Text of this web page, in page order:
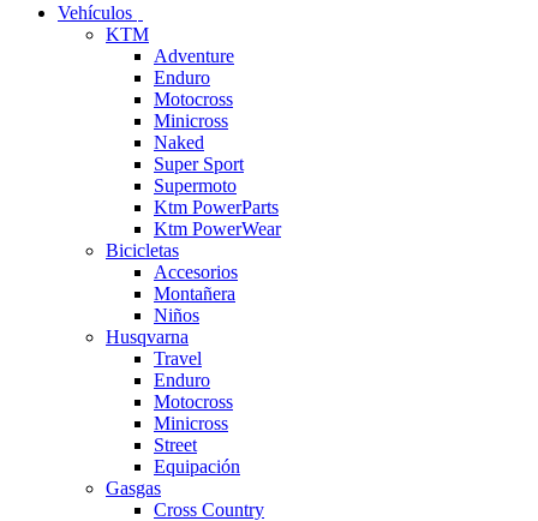
Vehículos
KTM
Adventure
Enduro
Motocross
Minicross
Naked
Super Sport
Supermoto
Ktm PowerParts
Ktm PowerWear
Bicicletas
Accesorios
Montañera
Niños
Husqvarna
Travel
Enduro
Motocross
Minicross
Street
Equipación
Gasgas
Cross Country